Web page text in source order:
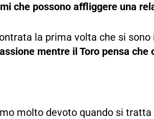
che possono affliggere una
la prima volta che si sono
mentre il Toro pensa che
molto devoto quando si